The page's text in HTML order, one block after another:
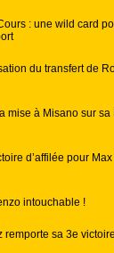
: une wild card
du transfert de
mise à Misano sur sa
d’affilée pour
intouchable !
remporte sa 3e